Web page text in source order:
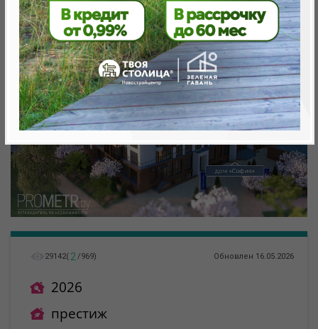
29142( 2 /969) Обновлен 16.05.2026
2026
престиж